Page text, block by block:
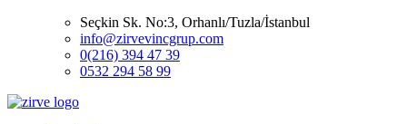
Seçkin Sk. No:3, Orhanlı/Tuzla/İstanbul
info@zirvevincgrup.com
0(216) 394 47 39
0532 294 58 99